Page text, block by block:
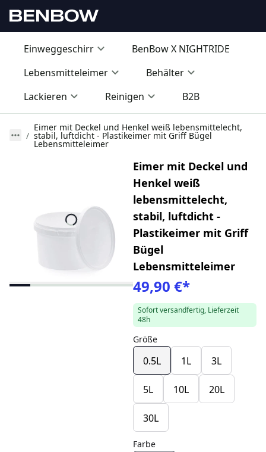
Einweggeschirr
BenBow X NIGHTRIDE
Lebensmitteleimer
Behälter
Lackieren
Reinigen B2B
Eimer mit Deckel und Henkel weiß lebensmittelecht,
stabil, luftdicht - Plastikeimer mit Griff Bügel
Lebensmitteleimer
Eimer mit Deckel und
Henkel weiß
lebensmittelecht,
stabil, luftdicht -
Plastikeimer mit Griff
Bügel
Lebensmitteleimer
49,90 €*
Sofort versandfertig, Lieferzeit
48h
Größe
0.5L 1L 3L
5L 10L 20L
30L
Farbe